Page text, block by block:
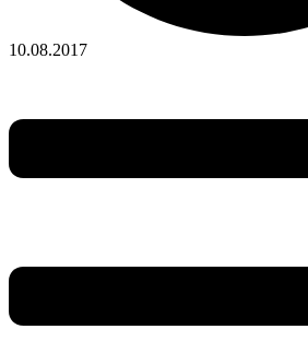
10.08.2017